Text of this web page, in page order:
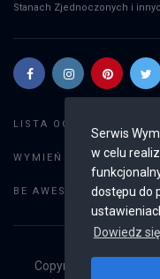
Serwis
w celu
dostępu do
Dowiedz
Stanach Zjednoczonych i
LISTA OGŁOSZEŃ:
WYMIEŃ GRY: Dodaj
BE AWESOME:
Copyright © 2019 -